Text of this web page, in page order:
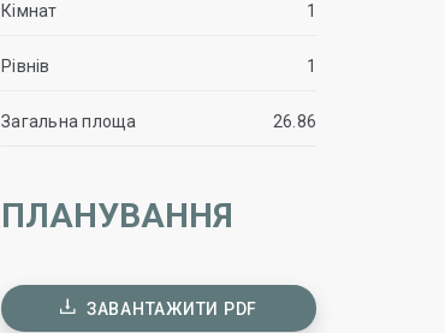
Кімнат 1
Рівнів 1
Загальна площа 26.86
ПЛАНУВАННЯ
ЗАВАНТАЖИТИ PDF